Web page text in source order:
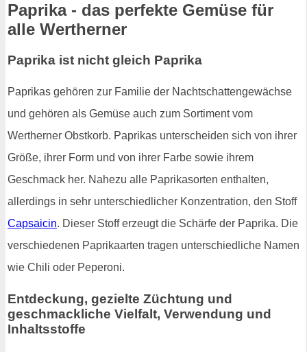
Paprika - das perfekte Gemüse für
alle Wertherner
Paprika ist nicht gleich Paprika
Paprikas gehören zur Familie der Nachtschattengewächse
und gehören als Gemüse auch zum Sortiment vom
Wertherner Obstkorb. Paprikas unterscheiden sich von ihrer
Größe, ihrer Form und von ihrer Farbe sowie ihrem
Geschmack her. Nahezu alle Paprikasorten enthalten,
allerdings in sehr unterschiedlicher Konzentration, den Stoff
Capsaicin. Dieser Stoff erzeugt die Schärfe der Paprika. Die
verschiedenen Paprikaarten tragen unterschiedliche Namen
wie Chili oder Peperoni.
Entdeckung, gezielte Züchtung und
geschmackliche Vielfalt, Verwendung und
Inhaltsstoffe